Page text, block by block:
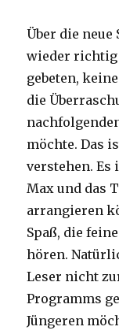
Über die neue
wieder richtig
gebeten,
die
möchte. Das
verstehen. Es
Max und das
arrangieren
Spaß, die
hören.
Leser nicht
Programms
Jüngeren